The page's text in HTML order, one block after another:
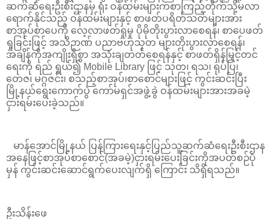
ဆက်ဆံရေးဦးစီးဌာနမှ ရုံး ဝန်ထမ်းများကစာကြည့်တိုက်သို့မလာ
ရောက်နိုင်သည့် ဝန်ထမ်းများနှင့် စာဖတ်ပရိတ်သတ်များအား
စာအုပ်စာပေကို လေ့လာဖတ်ရှုမှု ပိုမိုတိုးပွားလာစေရန်၊ စာပေဖတ်
ရှုခြင်းဖြင့် အသိဉာဏ် ပညာဗဟုသုတ များတိုးပွားလာစေရန်၊
အချိန်ကိုအကျိုးရှိစွာ အသုံးချတတ်စေရန်နှင့် စာဖတ်ရှိန်မြှင့်တင်
ရေးကို ရည် ရွယ်၍ Mobile Library ဖြင့် သုတ၊ ရသ၊ ရုပ်ပြ၊
တေဇ၊ မဂ္ဂဇင်း၊ စသည့်စာအုပ်၊စာစောင်များဖြင့် ကွင်းဆင်းပြီး
မြို့နယ်ရွေးကောက်ပွဲ ကော်မရှင်အဖွဲ့ခွဲ ဝန်ထမ်းများအားအခမဲ့
ငှားရမ်းပေးခဲ့သည်။
မာန်အောင်မြို့နယ် ပြန်ကြားရေးနှင့်ပြည်သူ့ဆက်ဆံရေးဦးစီးဌာန
အနေဖြင့်စာအုပ်စာစောင်(အခမဲ့)ငှားရမ်းပေးခြင်းကိုအပတ်စဉ်ပုံ
မှန် ကွင်းဆင်းဆောင်ရွက်ပေးလျက်ရှိ ကြောင်း သိရှိရသည်။
ဦးသိန်းဖေ